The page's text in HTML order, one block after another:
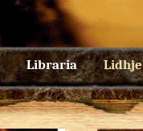
Libraria Lidhje